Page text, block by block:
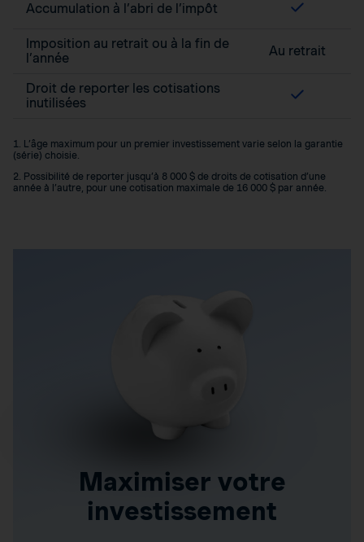
Accumulation à l’abri de l’impôt
Imposition au retrait ou à la fin de
l’année
Au retrait
Droit de reporter les cotisations
inutilisées
1. L’âge maximum pour un premier investissement varie selon la garantie
(série) choisie.
2. Possibilité de reporter jusqu’à 8 000 $ de droits de cotisation d’une
année à l’autre, pour une cotisation maximale de 16 000 $ par année.
Maximiser votre
investissement